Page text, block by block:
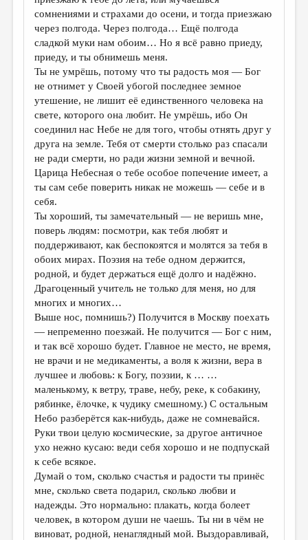
сомнениями и страхами до осени, и тогда приезжаю
через полгода. Через полгода… Ещё полгода
сладкой муки нам обоим… Но я всё равно приеду,
приеду, и ты обнимешь меня.
Ты не умрёшь, потому что ты радость моя — Бог
не отнимет у Своей убогой последнее земное
утешение, не лишит её единственного человека на
свете, которого она любит. Не умрёшь, ибо Он
соединил нас Небе не для того, чтобы отнять друг у
друга на земле. Тебя от смерти столько раз спасали
не ради смерти, но ради жизни земной и вечной.
Царица Небесная о тебе особое попечение имеет, а
ты сам себе поверить никак не можешь — себе и в
себя.
Ты хороший, ты замечательный — не веришь мне,
поверь людям: посмотри, как тебя любят и
поддерживают, как беспокоятся и молятся за тебя в
обоих мирах. Поэзия на тебе одном держится,
родной, и будет держаться ещё долго и надёжно.
Драгоценный учитель не только для меня, но для
многих и многих…
Выше нос, помнишь?) Получится в Москву поехать
— непременно поезжай. Не получится — Бог с ним,
и так всё хорошо будет. Главное не место, не время,
не врачи и не медикаменты, а воля к жизни, вера в
лучшее и любовь: к Богу, поэзии, к … …
маленькому, к ветру, траве, небу, реке, к собакину,
рябинке, ёлочке, к чудику смешному.) С остальным
Небо разберётся как-нибудь, даже не сомневайся.
Руки твои целую космические, за другое античное
ухо нежно кусаю: веди себя хорошо и не подпускай
к себе всякое.
Думай о том, сколько счастья и радости ты принёс
мне, сколько света подарил, сколько любви и
надежды. Это нормально: плакать, когда болеет
человек, в котором души не чаешь. Ты ни в чём не
виноват, родной, ненаглядный мой. Выздоравливай,